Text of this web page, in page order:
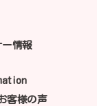
ー情報
客様の声